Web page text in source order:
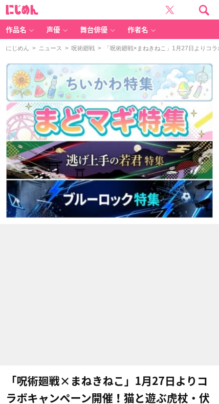
作品名 声優 舞台俳優 作者名
にじめん > ニュース > 呪術廻戦 > 「呪術廻戦×まねきねこ」1月27日よりコ
「呪術廻戦×まねきねこ」1月27日よりコ
ラボキャンペーン開催！猫と遊ぶ虎杖・伏